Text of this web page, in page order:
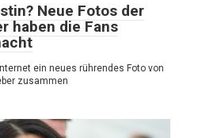
Neue Fotos der
haben die Fans
ein neues rührendes Foto von
zusammen